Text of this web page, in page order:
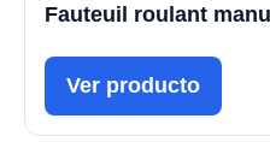
Fauteuil roulant
Ver producto